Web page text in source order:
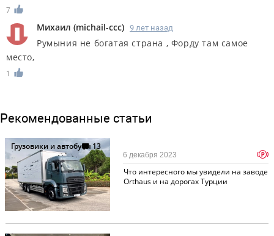
7
Михаил (michail-ccc) 9 лет назад
Румыния не богатая страна , Форду там самое
место,
1
Рекомендованные статьи
Грузовики и автобусы13
Что интересного мы увидели на заводе
Orthaus и на дорогах Турции
6 декабря 2023 p